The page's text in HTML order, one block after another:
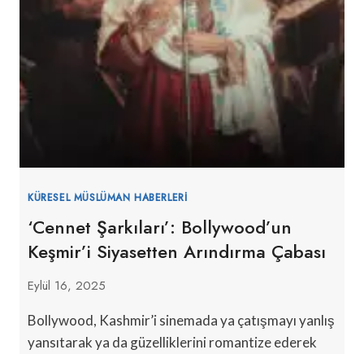
KÜRESEL MÜSLÜMAN HABERLERI
‘Cennet Şarkıları’: Bollywood’un
Keşmir’i Siyasetten Arındırma Çabası
Eylül 16, 2025
Bollywood, Kashmir’i sinemada ya çatışmayı yanlış
yansıtarak ya da güzelliklerini romantize ederek